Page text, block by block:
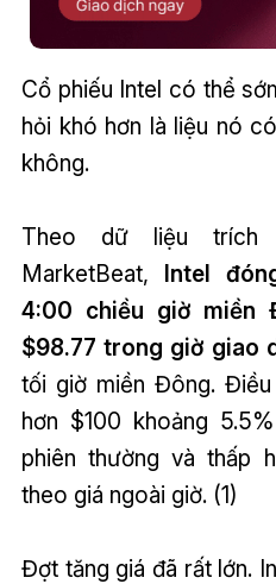
Cổ phiếu Intel có thể
hỏi khó hơn là liệu nó
không.
Theo dữ liệu trích
MarketBeat, Intel
4:00 chiều giờ miền
$98.77 trong giờ giao
tối giờ miền Đông.
hơn $100 khoảng
phiên thường và thấp
theo giá ngoài giờ. (1)
Đợt tăng giá đã rất lớn.